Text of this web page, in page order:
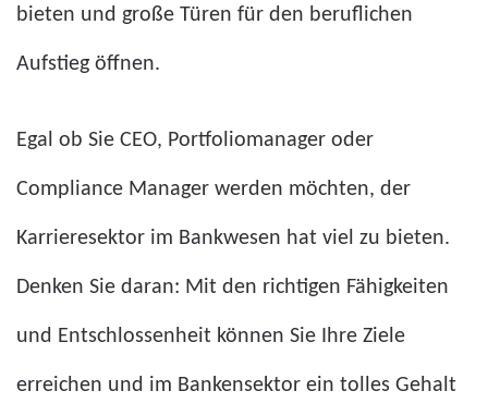
bieten und große Türen für den beruflichen
Aufstieg öffnen.
Egal ob Sie CEO, Portfoliomanager oder
Compliance Manager werden möchten, der
Karrieresektor im Bankwesen hat viel zu bieten.
Denken Sie daran: Mit den richtigen Fähigkeiten
und Entschlossenheit können Sie Ihre Ziele
erreichen und im Bankensektor ein tolles Gehalt